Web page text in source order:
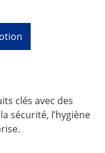
clés avec des
sécurité, l’hygiène